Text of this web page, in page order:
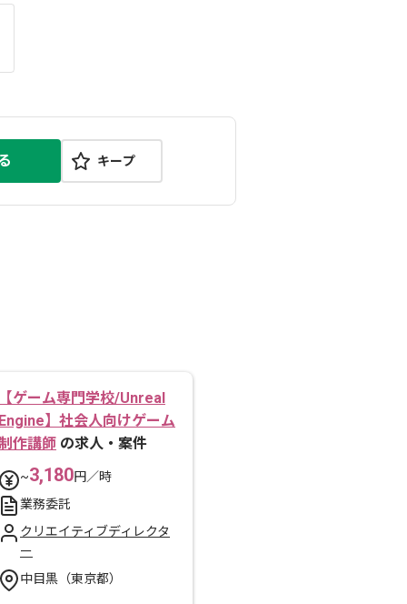
キープ
ゲーム専門学校/Unreal
】社会人向けゲーム
作講師 の求人・案件
~3,180円／時
業務委託
クリエイティブディレクタ
ー
中目黒（東京都）